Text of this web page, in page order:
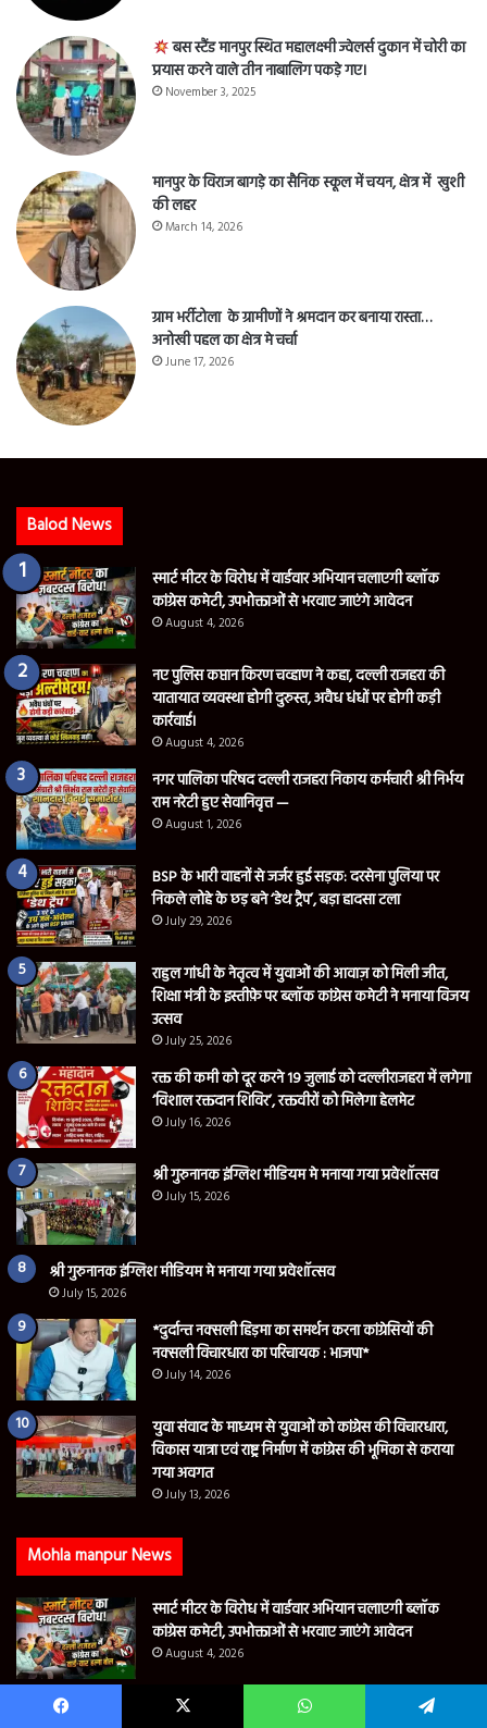
बस स्टैंड मानपुर स्थित महालक्ष्मी ज्वेलर्स दुकान में चोरी का
प्रयास करने वाले तीन नाबालिग पकड़े गए।
November 3, 2025
मानपुर के विराज बागड़े का सैनिक स्कूल में चयन, क्षेत्र में खुशी
की लहर
March 14, 2026
ग्राम भर्रीटोला के ग्रामीणों ने श्रमदान कर बनाया रास्ता…
अनोखी पहल का क्षेत्र मे चर्चा
June 17, 2026
Balod News
स्मार्ट मीटर के विरोध में वार्डवार अभियान चलाएगी ब्लॉक
कांग्रेस कमेटी, उपभोक्ताओं से भरवाए जाएंगे आवेदन
August 4, 2026
नए पुलिस कप्तान किरण चव्हाण ने कहा, दल्ली राजहरा की
यातायात व्यवस्था होगी दुरुस्त, अवैध धंधों पर होगी कड़ी
कार्रवाई।
August 4, 2026
नगर पालिका परिषद दल्ली राजहरा निकाय कर्मचारी श्री निर्भय
राम नरेटी हुए सेवानिवृत्त —
August 1, 2026
BSP के भारी वाहनों से जर्जर हुई सड़क: दरसेना पुलिया पर
निकले लोहे के छड़ बने ‘डेथ ट्रैप’, बड़ा हादसा टला
July 29, 2026
राहुल गांधी के नेतृत्व में युवाओं की आवाज़ को मिली जीत,
शिक्षा मंत्री के इस्तीफ़े पर ब्लॉक कांग्रेस कमेटी ने मनाया विजय
उत्सव
July 25, 2026
रक्त की कमी को दूर करने 19 जुलाई को दल्लीराजहरा में लगेगा
‘विशाल रक्तदान शिविर’, रक्तवीरों को मिलेगा हेलमेट
July 16, 2026
श्री गुरुनानक इंग्लिश मीडियम मे मनाया गया प्रवेशॉत्सव
July 15, 2026
श्री गुरुनानक इंग्लिश मीडियम मे मनाया गया प्रवेशॉत्सव
July 15, 2026
*दुर्दान्त नक्सली हिड़मा का समर्थन करना कांग्रेसियों की
नक्सली विचारधारा का परिचायक : भाजपा*
July 14, 2026
युवा संवाद के माध्यम से युवाओं को कांग्रेस की विचारधारा,
विकास यात्रा एवं राष्ट्र निर्माण में कांग्रेस की भूमिका से कराया
गया अवगत
July 13, 2026
Mohla manpur News
स्मार्ट मीटर के विरोध में वार्डवार अभियान चलाएगी ब्लॉक
कांग्रेस कमेटी, उपभोक्ताओं से भरवाए जाएंगे आवेदन
August 4, 2026
नए पुलिस कप्तान किरण चव्हाण ने कहा, दल्ली राजहरा की